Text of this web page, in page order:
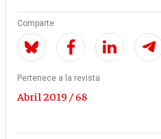
Comparte
Pertenece a la revista
Abril 2019 / 68